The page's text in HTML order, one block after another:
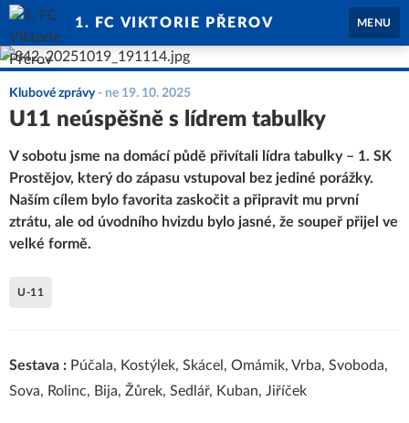
1. FC VIKTORIE PŘEROV MENU
Klubové zprávy- ne 19. 10. 2025
U11 neúspěšně s lídrem tabulky
V sobotu jsme na domácí půdě přivítali lídra tabulky – 1. SK
Prostějov, který do zápasu vstupoval bez jediné porážky.
Naším cílem bylo favorita zaskočit a připravit mu první
ztrátu, ale od úvodního hvizdu bylo jasné, že soupeř přijel ve
velké formě.
U-11
Sestava : Púčala, Kostýlek, Skácel, Omámik, Vrba, Svoboda,
Sova, Rolinc, Bija, Žůrek, Sedlář, Kuban, Jiříček